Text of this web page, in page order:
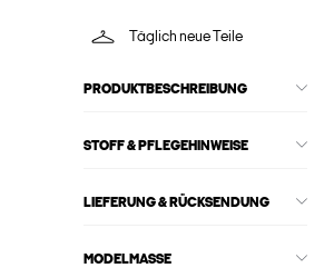
Täglich neue Teile
PRODUKTBESCHREIBUNG
STOFF & PFLEGEHINWEISE
LIEFERUNG & RÜCKSENDUNG
MODELMASSE